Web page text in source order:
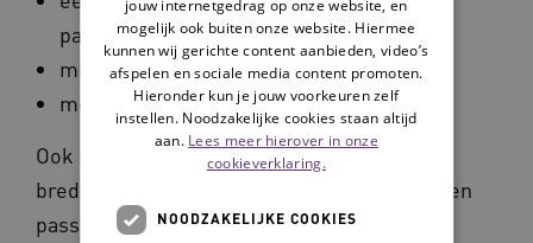
patiënten;
minder stress bij naasten;
meer werkplezier voor professionals.
Ook sluit naastenparticipatie goed aan bij
bredere ontwikkelingen zoals netwerkzorg en
passende zorg, zoals afgesproken in het
jouw internetgedrag op onze website, en
mogelijk ook buiten onze website. Hiermee
kunnen wij gerichte content aanbieden, video’s
afspelen en sociale media content promoten.
Hieronder kun je jouw voorkeuren zelf
instellen. Noodzakelijke cookies staan altijd
aan. Lees meer hierover in onze
cookieverklaring.
NOODZAKELIJKE COOKIES